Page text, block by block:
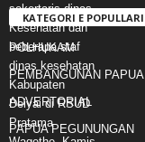
KATEGORI E
POLHUKAM
PEMBANGUNAN PAPUA
ADVERTORIAL
PAPUA PEGUNUNGAN